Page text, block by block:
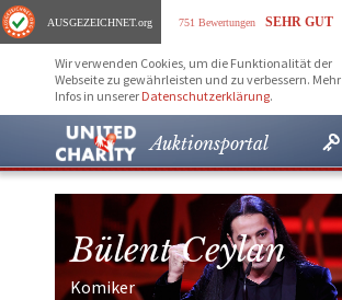
AUSGEZEICHNET.org 751 Bewertungen SEHR GUT
Wir verwenden Cookies, um die Funktionalität der
Webseite zu gewährleisten und zu verbessern. Mehr
Infos in unserer Datenschutzerklärung.
Auktionsportal
Bülent Ceylan
Komiker